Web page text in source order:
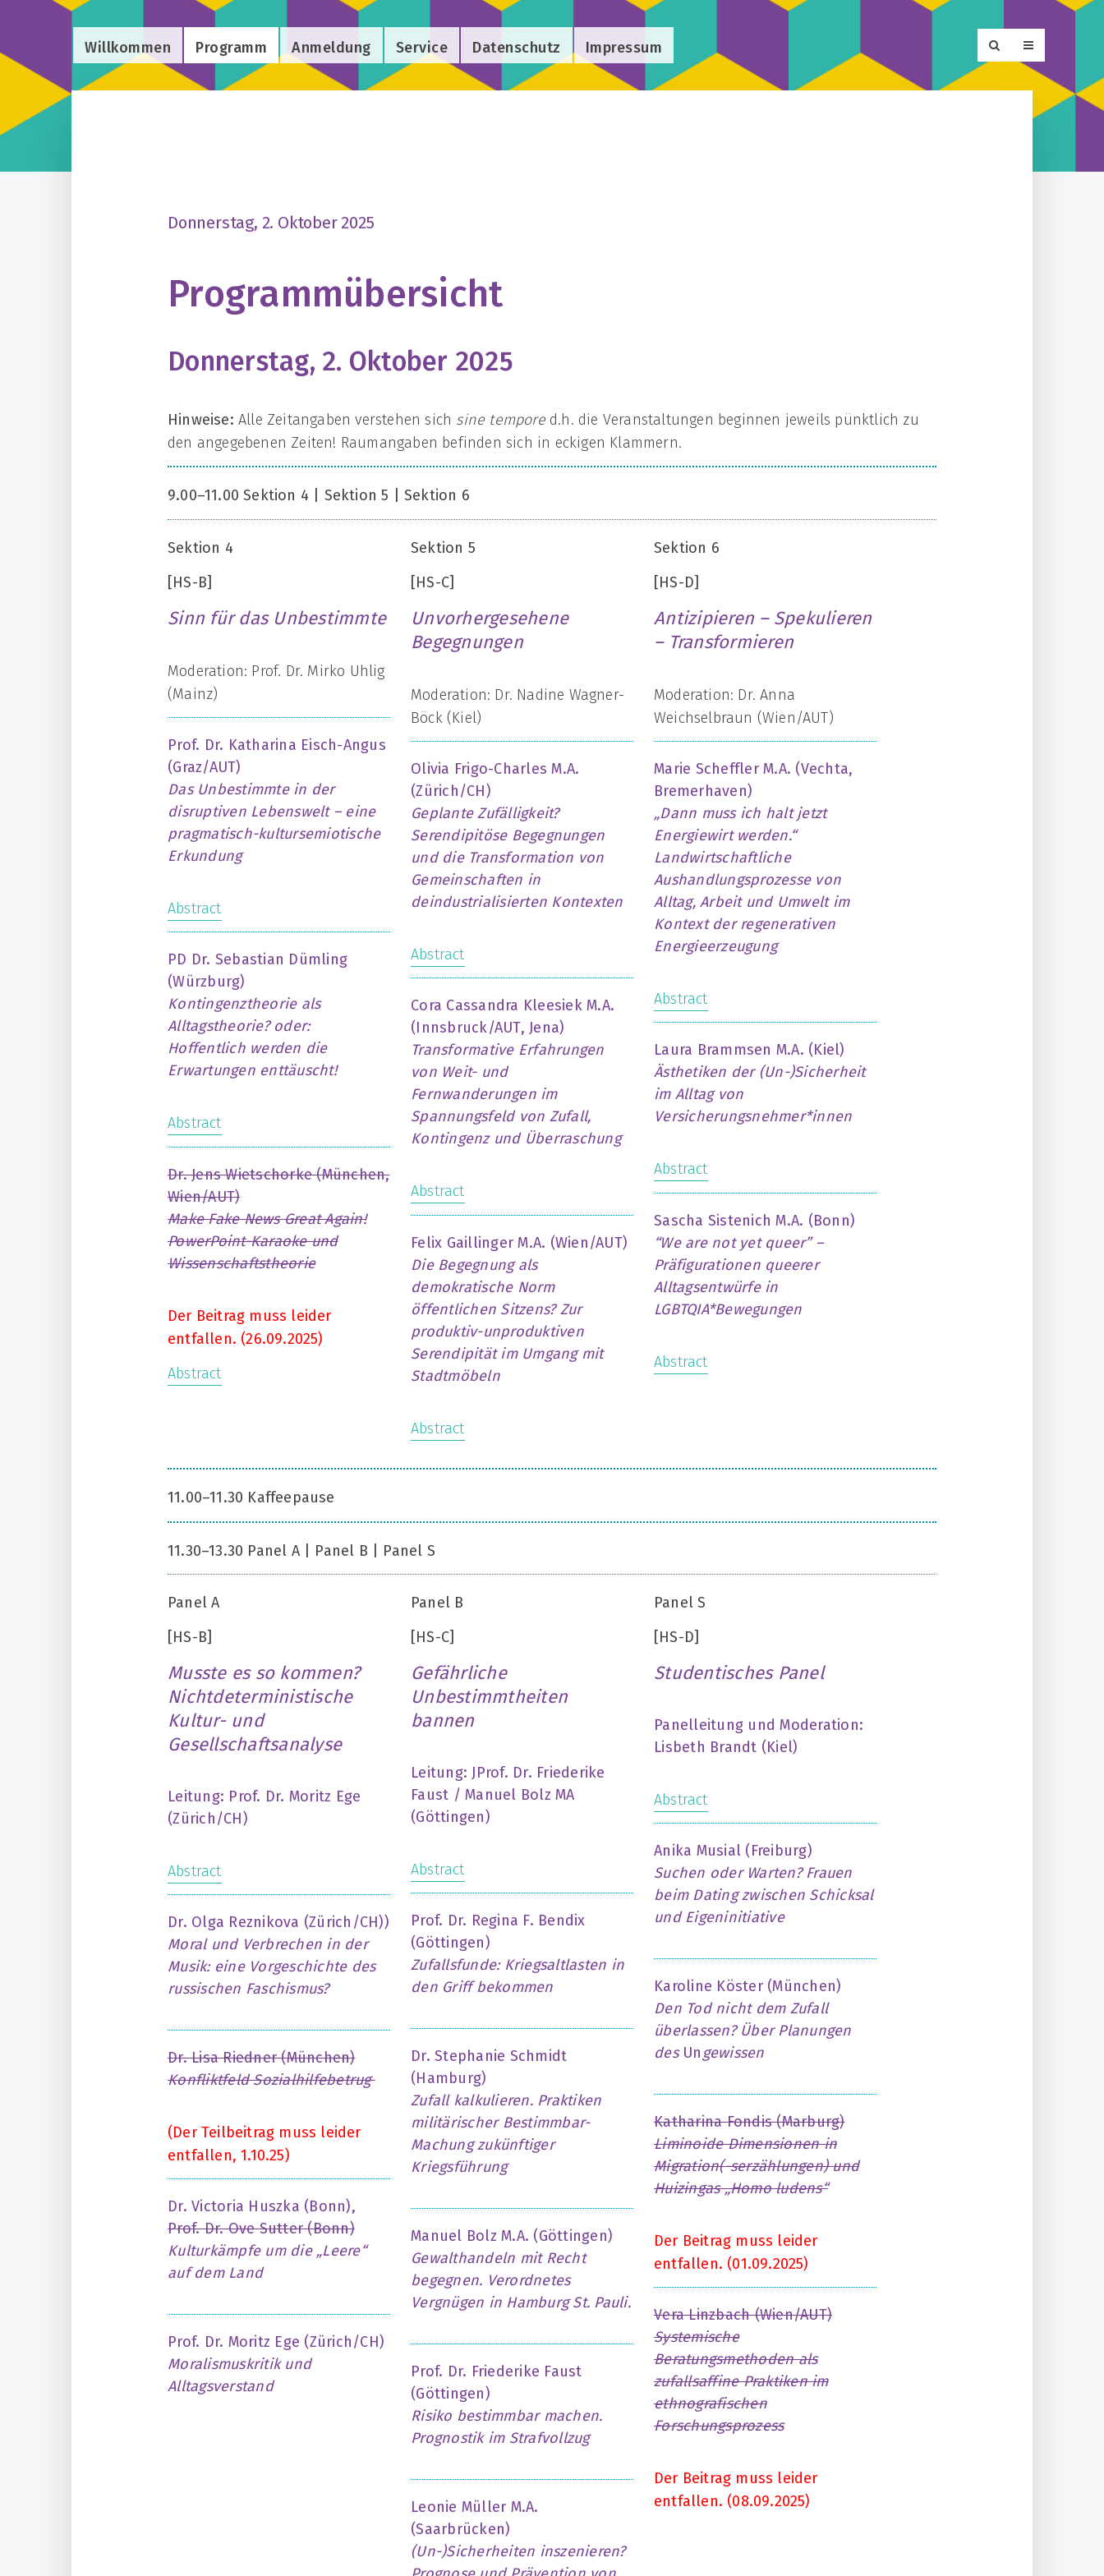
Willkommen Programm Anmeldung Service Datenschutz Impressum
Donnerstag, 2. Oktober 2025
Programmübersicht
Donnerstag, 2. Oktober 2025
Hinweise: Alle Zeitangaben verstehen sich sine tempored.h. die Veranstaltungen beginnen jeweils pünktlich zu
den angegebenen Zeiten! Raumangaben befinden sich in eckigen Klammern.
9.00–11.00 Sektion 4 | Sektion 5 | Sektion 6
Sektion 4
[HS-B]
Sinn für das Unbestimmte
Moderation: Prof. Dr. Mirko Uhlig
(Mainz)
Prof. Dr. Katharina Eisch-Angus
(Graz/AUT)
Das Unbestimmte in der
disruptiven Lebenswelt – eine
pragmatisch-kultursemiotische
Erkundung
Abstract
PD Dr. Sebastian Dümling
(Würzburg)
Kontingenztheorie als
Alltagstheorie? oder:
Hoffentlich werden die
Erwartungen enttäuscht!
Abstract
Dr. Jens Wietschorke (München,
Wien/AUT)
Make Fake News Great Again!
PowerPoint-Karaoke und
Wissenschaftstheorie
Der Beitrag muss leider
entfallen. (26.09.2025)
Abstract
Sektion 5
[HS-C]
Unvorhergesehene
Begegnungen
Moderation: Dr. Nadine Wagner-
Böck (Kiel)
Olivia Frigo-Charles M.A.
(Zürich/CH)
Geplante Zufälligkeit?
Serendipitöse Begegnungen
und die Transformation von
Gemeinschaften in
deindustrialisierten Kontexten
Abstract
Cora Cassandra Kleesiek M.A.
(Innsbruck/AUT, Jena)
Transformative Erfahrungen
von Weit- und
Fernwanderungen im
Spannungsfeld von Zufall,
Kontingenz und Überraschung
Abstract
Felix Gaillinger M.A. (Wien/AUT)
Die Begegnung als
demokratische Norm
öffentlichen Sitzens? Zur
produktiv-unproduktiven
Serendipität im Umgang mit
Stadtmöbeln
Abstract
Sektion 6
[HS-D]
Antizipieren – Spekulieren
– Transformieren
Moderation: Dr. Anna
Weichselbraun (Wien/AUT)
Marie Scheffler M.A. (Vechta,
Bremerhaven)
„Dann muss ich halt jetzt
Energiewirt werden.“
Landwirtschaftliche
Aushandlungsprozesse von
Alltag, Arbeit und Umwelt im
Kontext der regenerativen
Energieerzeugung
Abstract
Laura Brammsen M.A. (Kiel)
Ästhetiken der (Un-)Sicherheit
im Alltag von
Versicherungsnehmer*innen
Abstract
Sascha Sistenich M.A. (Bonn)
“We are not yet queer” –
Präfigurationen queerer
Alltagsentwürfe in
LGBTQIA*Bewegungen
Abstract
11.00–11.30 Kaffeepause
11.30–13.30 Panel A | Panel B | Panel S
Panel A
[HS-B]
Musste es so kommen?
Nichtdeterministische
Kultur- und
Gesellschaftsanalyse
Leitung: Prof. Dr. Moritz Ege
(Zürich/CH)
Abstract
Dr. Olga Reznikova (Zürich/CH))
Moral und Verbrechen in der
Musik: eine Vorgeschichte des
russischen Faschismus?
Dr. Lisa Riedner (München)
Konfliktfeld Sozialhilfebetrug
(Der Teilbeitrag muss leider
entfallen, 1.10.25)
Dr. Victoria Huszka (Bonn),
Prof. Dr. Ove Sutter (Bonn)
Kulturkämpfe um die „Leere“
auf dem Land
Prof. Dr. Moritz Ege (Zürich/CH)
Moralismuskritik und
Alltagsverstand
Panel B
[HS-C]
Gefährliche
Unbestimmtheiten
bannen
Leitung: JProf. Dr. Friederike
Faust / Manuel Bolz MA
(Göttingen)
Abstract
Prof. Dr. Regina F. Bendix
(Göttingen)
Zufallsfunde: Kriegsaltlasten in
den Griff bekommen
Dr. Stephanie Schmidt
(Hamburg)
Zufall kalkulieren. Praktiken
militärischer Bestimmbar-
Machung zukünftiger
Kriegsführung
Manuel Bolz M.A. (Göttingen)
Gewalthandeln mit Recht
begegnen. Verordnetes
Vergnügen in Hamburg St. Pauli.
Prof. Dr. Friederike Faust
(Göttingen)
Risiko bestimmbar machen.
Prognostik im Strafvollzug
Leonie Müller M.A.
(Saarbrücken)
(Un-)Sicherheiten inszenieren?
Panel S
[HS-D]
Studentisches Panel
Panelleitung und Moderation:
Lisbeth Brandt (Kiel)
Abstract
Anika Musial (Freiburg)
Suchen oder Warten? Frauen
beim Dating zwischen Schicksal
und Eigeninitiative
Karoline Köster (München)
Den Tod nicht dem Zufall
überlassen? Über Planungen
des Un gewissen
Katharina Fondis (Marburg)
Liminoide Dimensionen in
Migration(-serzählungen) und
Huizingas „Homo ludens“
Der Beitrag muss leider
entfallen. (01.09.2025)
Vera Linzbach (Wien/AUT)
Systemische
Beratungsmethoden als
zufallsaffine Praktiken im
ethnografischen
Forschungsprozess
Der Beitrag muss leider
entfallen. (08.09.2025)